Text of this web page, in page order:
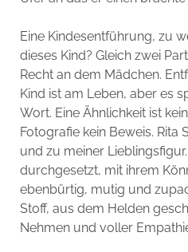
Eine Kindesentführung, zu
dieses Kind? Gleich zwei
Recht an dem Mädchen.
Kind ist am Leben, aber es
Wort. Eine Ähnlichkeit ist
Fotografie kein Beweis. Rita
und zu meiner
durchgesetzt, mit ihrem
ebenbürtig, mutig und
Stoff, aus dem Helden
Nehmen und voller